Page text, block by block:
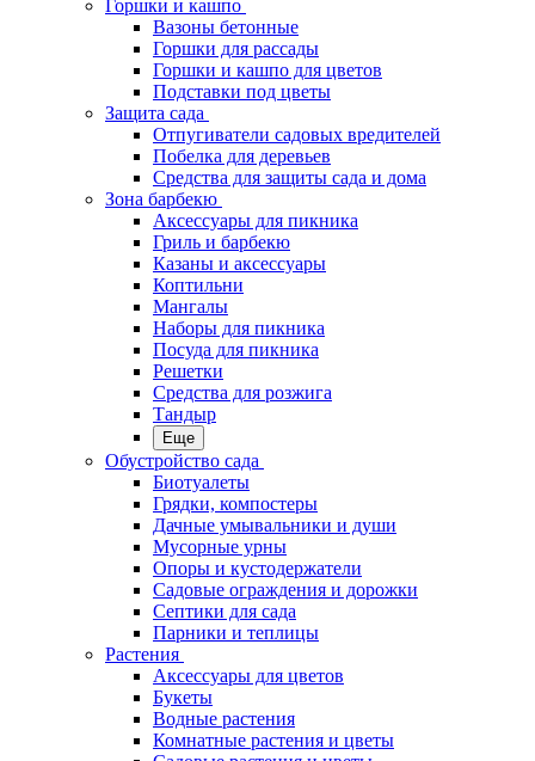
Горшки и кашпо
Вазоны бетонные
Горшки для рассады
Горшки и кашпо для цветов
Подставки под цветы
Защита сада
Отпугиватели садовых вредителей
Побелка для деревьев
Средства для защиты сада и дома
Зона барбекю
Аксессуары для пикника
Гриль и барбекю
Казаны и аксессуары
Коптильни
Мангалы
Наборы для пикника
Посуда для пикника
Решетки
Средства для розжига
Тандыр
Еще
Обустройство сада
Биотуалеты
Грядки, компостеры
Дачные умывальники и души
Мусорные урны
Опоры и кустодержатели
Садовые ограждения и дорожки
Септики для сада
Парники и теплицы
Растения
Аксессуары для цветов
Букеты
Водные растения
Комнатные растения и цветы